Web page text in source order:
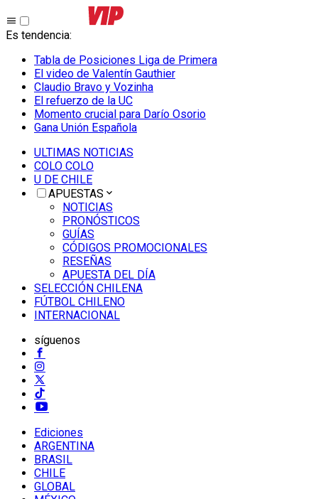
Es tendencia:
Tabla de Posiciones Liga de Primera
El video de Valentín Gauthier
Claudio Bravo y Vozinha
El refuerzo de la UC
Momento crucial para Darío Osorio
Gana Unión Española
ULTIMAS NOTICIAS
COLO COLO
U DE CHILE
APUESTAS
NOTICIAS
PRONÓSTICOS
GUÍAS
CÓDIGOS PROMOCIONALES
RESEÑAS
APUESTA DEL DÍA
SELECCIÓN CHILENA
FÚTBOL CHILENO
INTERNACIONAL
síguenos
Ediciones
ARGENTINA
BRASIL
CHILE
GLOBAL